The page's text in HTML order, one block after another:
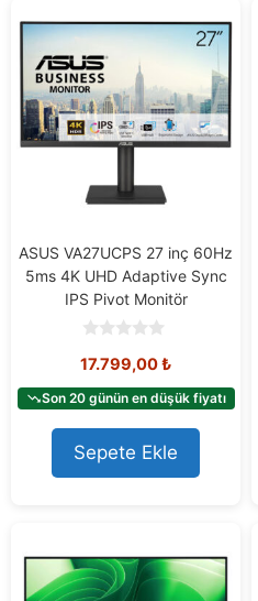
ASUS VA27UCPS 27 inç 60Hz
5ms 4K UHD Adaptive Sync
IPS Pivot Monitör
o
t
o
f
5
17.799,00₺
Son 20 günün en düşük fiyatı
Sepete Ekle